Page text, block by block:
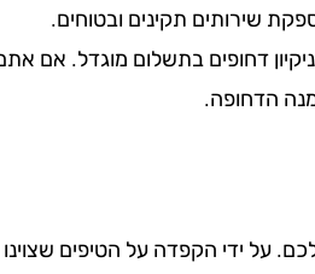
שירותים תקינים ובטוחים.
ניקיון דחופים בתשלום מוגדל. אם
הדחופה.
על ידי הקפדה על הטיפים שצוינו